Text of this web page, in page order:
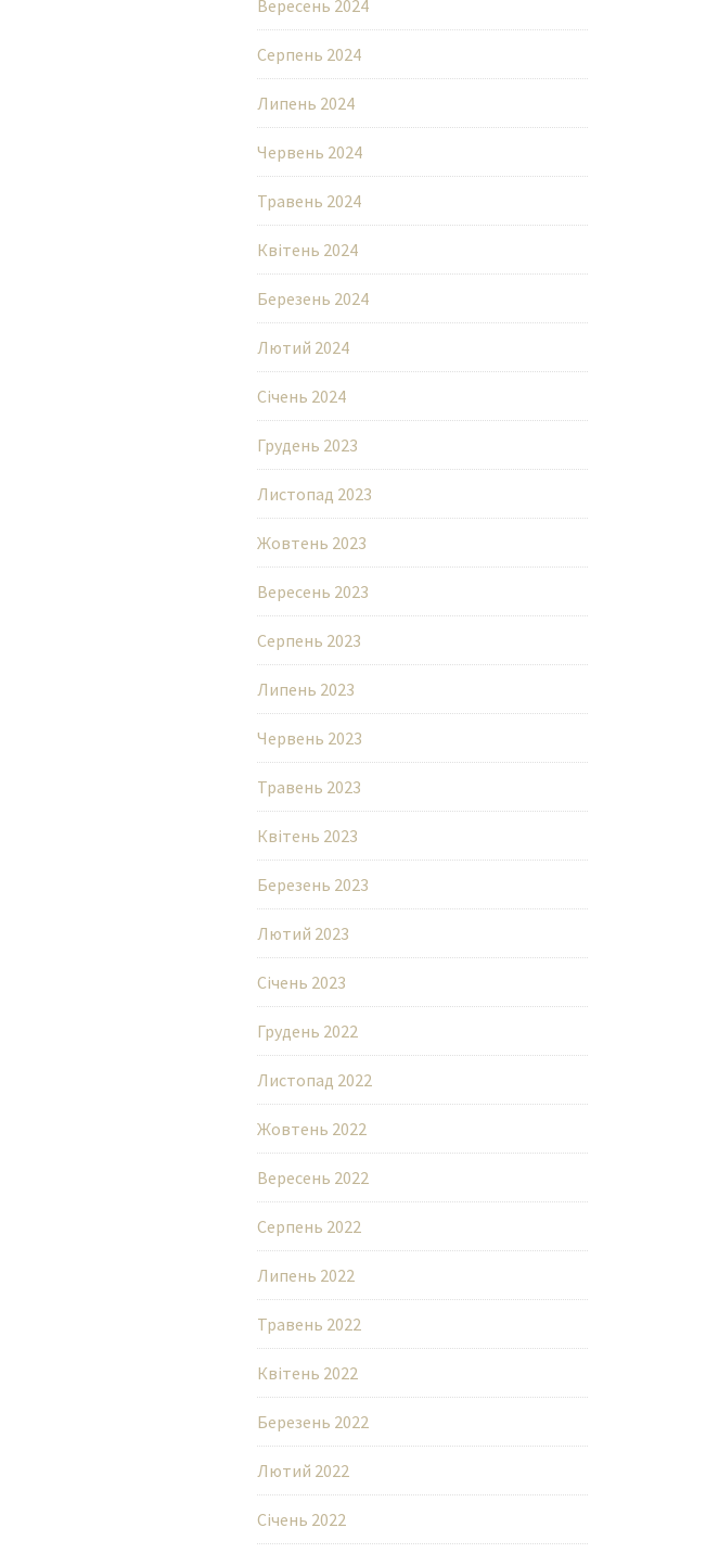
Вересень 2024
Серпень 2024
Липень 2024
Червень 2024
Травень 2024
Квітень 2024
Березень 2024
Лютий 2024
Січень 2024
Грудень 2023
Листопад 2023
Жовтень 2023
Вересень 2023
Серпень 2023
Липень 2023
Червень 2023
Травень 2023
Квітень 2023
Березень 2023
Лютий 2023
Січень 2023
Грудень 2022
Листопад 2022
Жовтень 2022
Вересень 2022
Серпень 2022
Липень 2022
Травень 2022
Квітень 2022
Березень 2022
Лютий 2022
Січень 2022